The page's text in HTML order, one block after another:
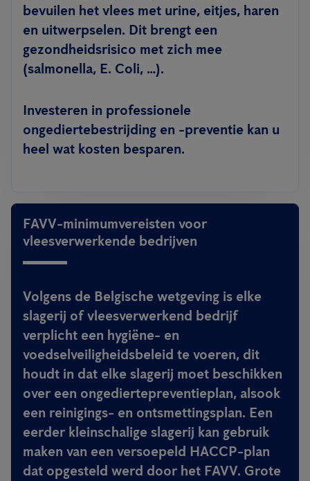
bevuilen het vlees met urine, eitjes, haren
en uitwerpselen. Dit brengt een
gezondheidsrisico met zich mee
(salmonella, E. Coli, …).
Investeren in professionele
ongediertebestrijding en -preventie kan u
heel wat kosten besparen.
FAVV-minimumvereisten voor
vleesverwerkende bedrijven
Volgens de Belgische wetgeving is elke
slagerij of vleesverwerkend bedrijf
verplicht een hygiëne- en
voedselveiligheidsbeleid te voeren, dit
houdt in dat elke slagerij moet beschikken
over een ongediertepreventieplan, alsook
een reinigings- en ontsmettingsplan. Een
eerder kleinschalige slagerij kan gebruik
maken van een versoepeld HACCP-plan
dat opgesteld werd door het FAVV. Grote